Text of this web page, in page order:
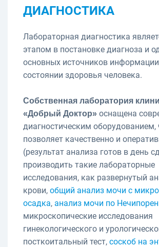
ДИАГНОСТИКА
Лабораторная диагностика
этапом в постановке диагноза и
основных источников
состоянии здоровья человека.
Собственная лаборатория
«Добрый Доктор» оснащена
диагностическим оборудованием,
позволяет качественно и
(результат анализа готов в день
производить такие лабораторные
исследования, как развернутый
крови, общий анализ мочи с
осадка, анализ мочи по
микроскопические исследования
гинекологического и
посткоитальный тест, соскоб на